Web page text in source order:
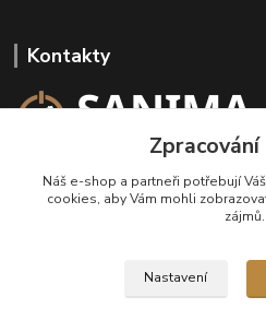
Kontakty
+420 602 647 136
(Po-Pá, 9-18 hod.)
Zpracování
Náš e-shop a partneři potřebují Váš
cookies, aby Vám mohli
zájmů.
Nastavení